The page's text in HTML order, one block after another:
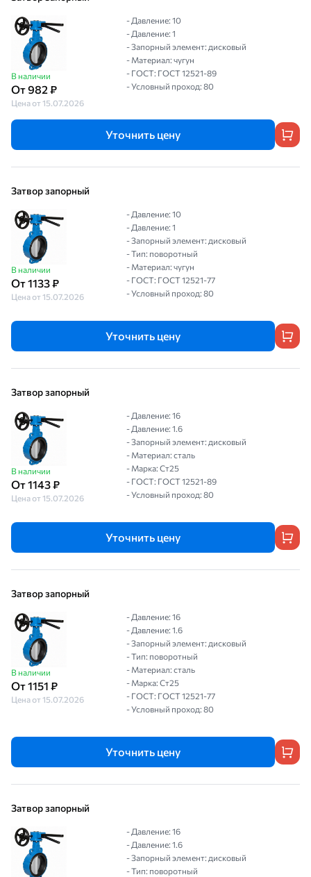
В наличии
От 982 ₽
Цена от 15.07.2026
- Давление: 10
- Давление: 1
- Запорный элемент: дисковый
- Материал: чугун
- ГОСТ: ГОСТ 12521-89
- Условный проход: 80
Уточнить цену
Затвор запорный
В наличии
От 1133 ₽
Цена от 15.07.2026
- Давление: 10
- Давление: 1
- Запорный элемент: дисковый
- Тип: поворотный
- Материал: чугун
- ГОСТ: ГОСТ 12521-77
- Условный проход: 80
Уточнить цену
Затвор запорный
В наличии
От 1143 ₽
Цена от 15.07.2026
- Давление: 16
- Давление: 1.6
- Запорный элемент: дисковый
- Материал: сталь
- Марка: Ст25
- ГОСТ: ГОСТ 12521-89
- Условный проход: 80
Уточнить цену
Затвор запорный
В наличии
От 1151 ₽
Цена от 15.07.2026
- Давление: 16
- Давление: 1.6
- Запорный элемент: дисковый
- Тип: поворотный
- Материал: сталь
- Марка: Ст25
- ГОСТ: ГОСТ 12521-77
- Условный проход: 80
Уточнить цену
Затвор запорный
- Давление: 16
- Давление: 1.6
- Запорный элемент: дисковый
- Тип: поворотный